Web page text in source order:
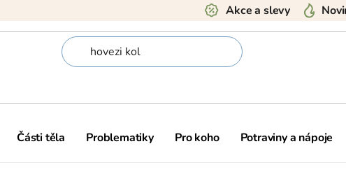
Akce a slevy
Části těla Problematiky Pro koho Potraviny a nápoje